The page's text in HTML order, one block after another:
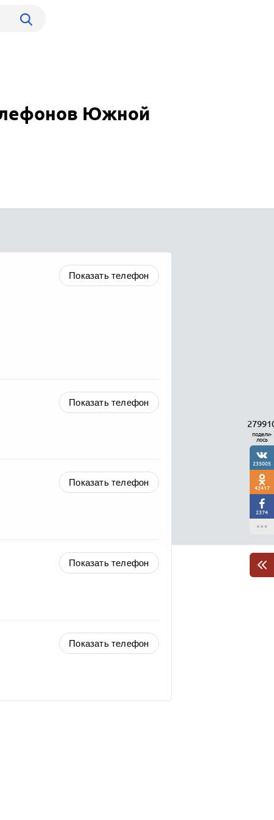
Южной
Показать телефон
Показать телефон
Показать телефон
Показать телефон
Показать телефон
подели-
лось
235005
42417
2374